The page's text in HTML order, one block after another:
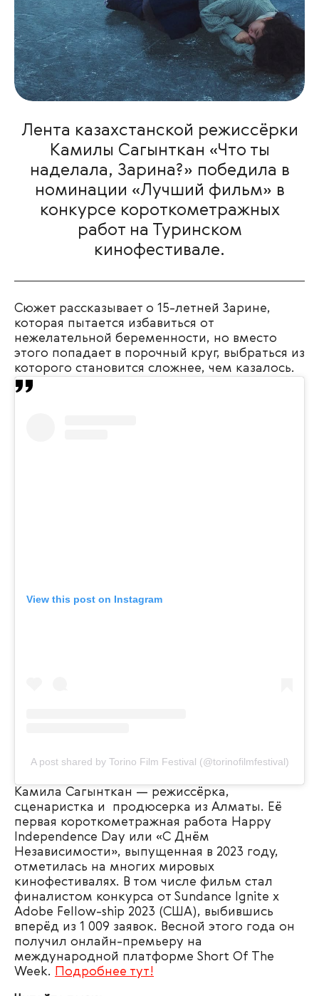
Лента казахстанской режиссёрки
Камилы Сагынткан «Что ты
наделала, Зарина?» победила в
номинации «Лучший фильм» в
конкурсе короткометражных
работ на Туринском
кинофестивале.
Сюжет рассказывает о 15-летней Зарине,
которая пытается избавиться от
нежелательной беременности, но вместо
этого попадает в порочный круг, выбраться из
которого становится сложнее, чем казалось.
View this post on Instagram
A post shared by Torino Film Festival (@torinofilmfestival)
Камила Сагынткан — режиссёрка,
сценаристка и продюсерка из Алматы. Её
первая короткометражная работа Happy
Independence Day или «С Днём
Независимости», выпущенная в 2023 году,
отметилась на многих мировых
кинофестивалях. В том числе фильм стал
финалистом конкурса от Sundance Ignite x
Adobe Fellow-ship 2023 (США), выбившись
вперёд из 1 009 заявок. Весной этого года он
получил онлайн-премьеру на
международной платформе Short Of The
Week. Подробнее тут!